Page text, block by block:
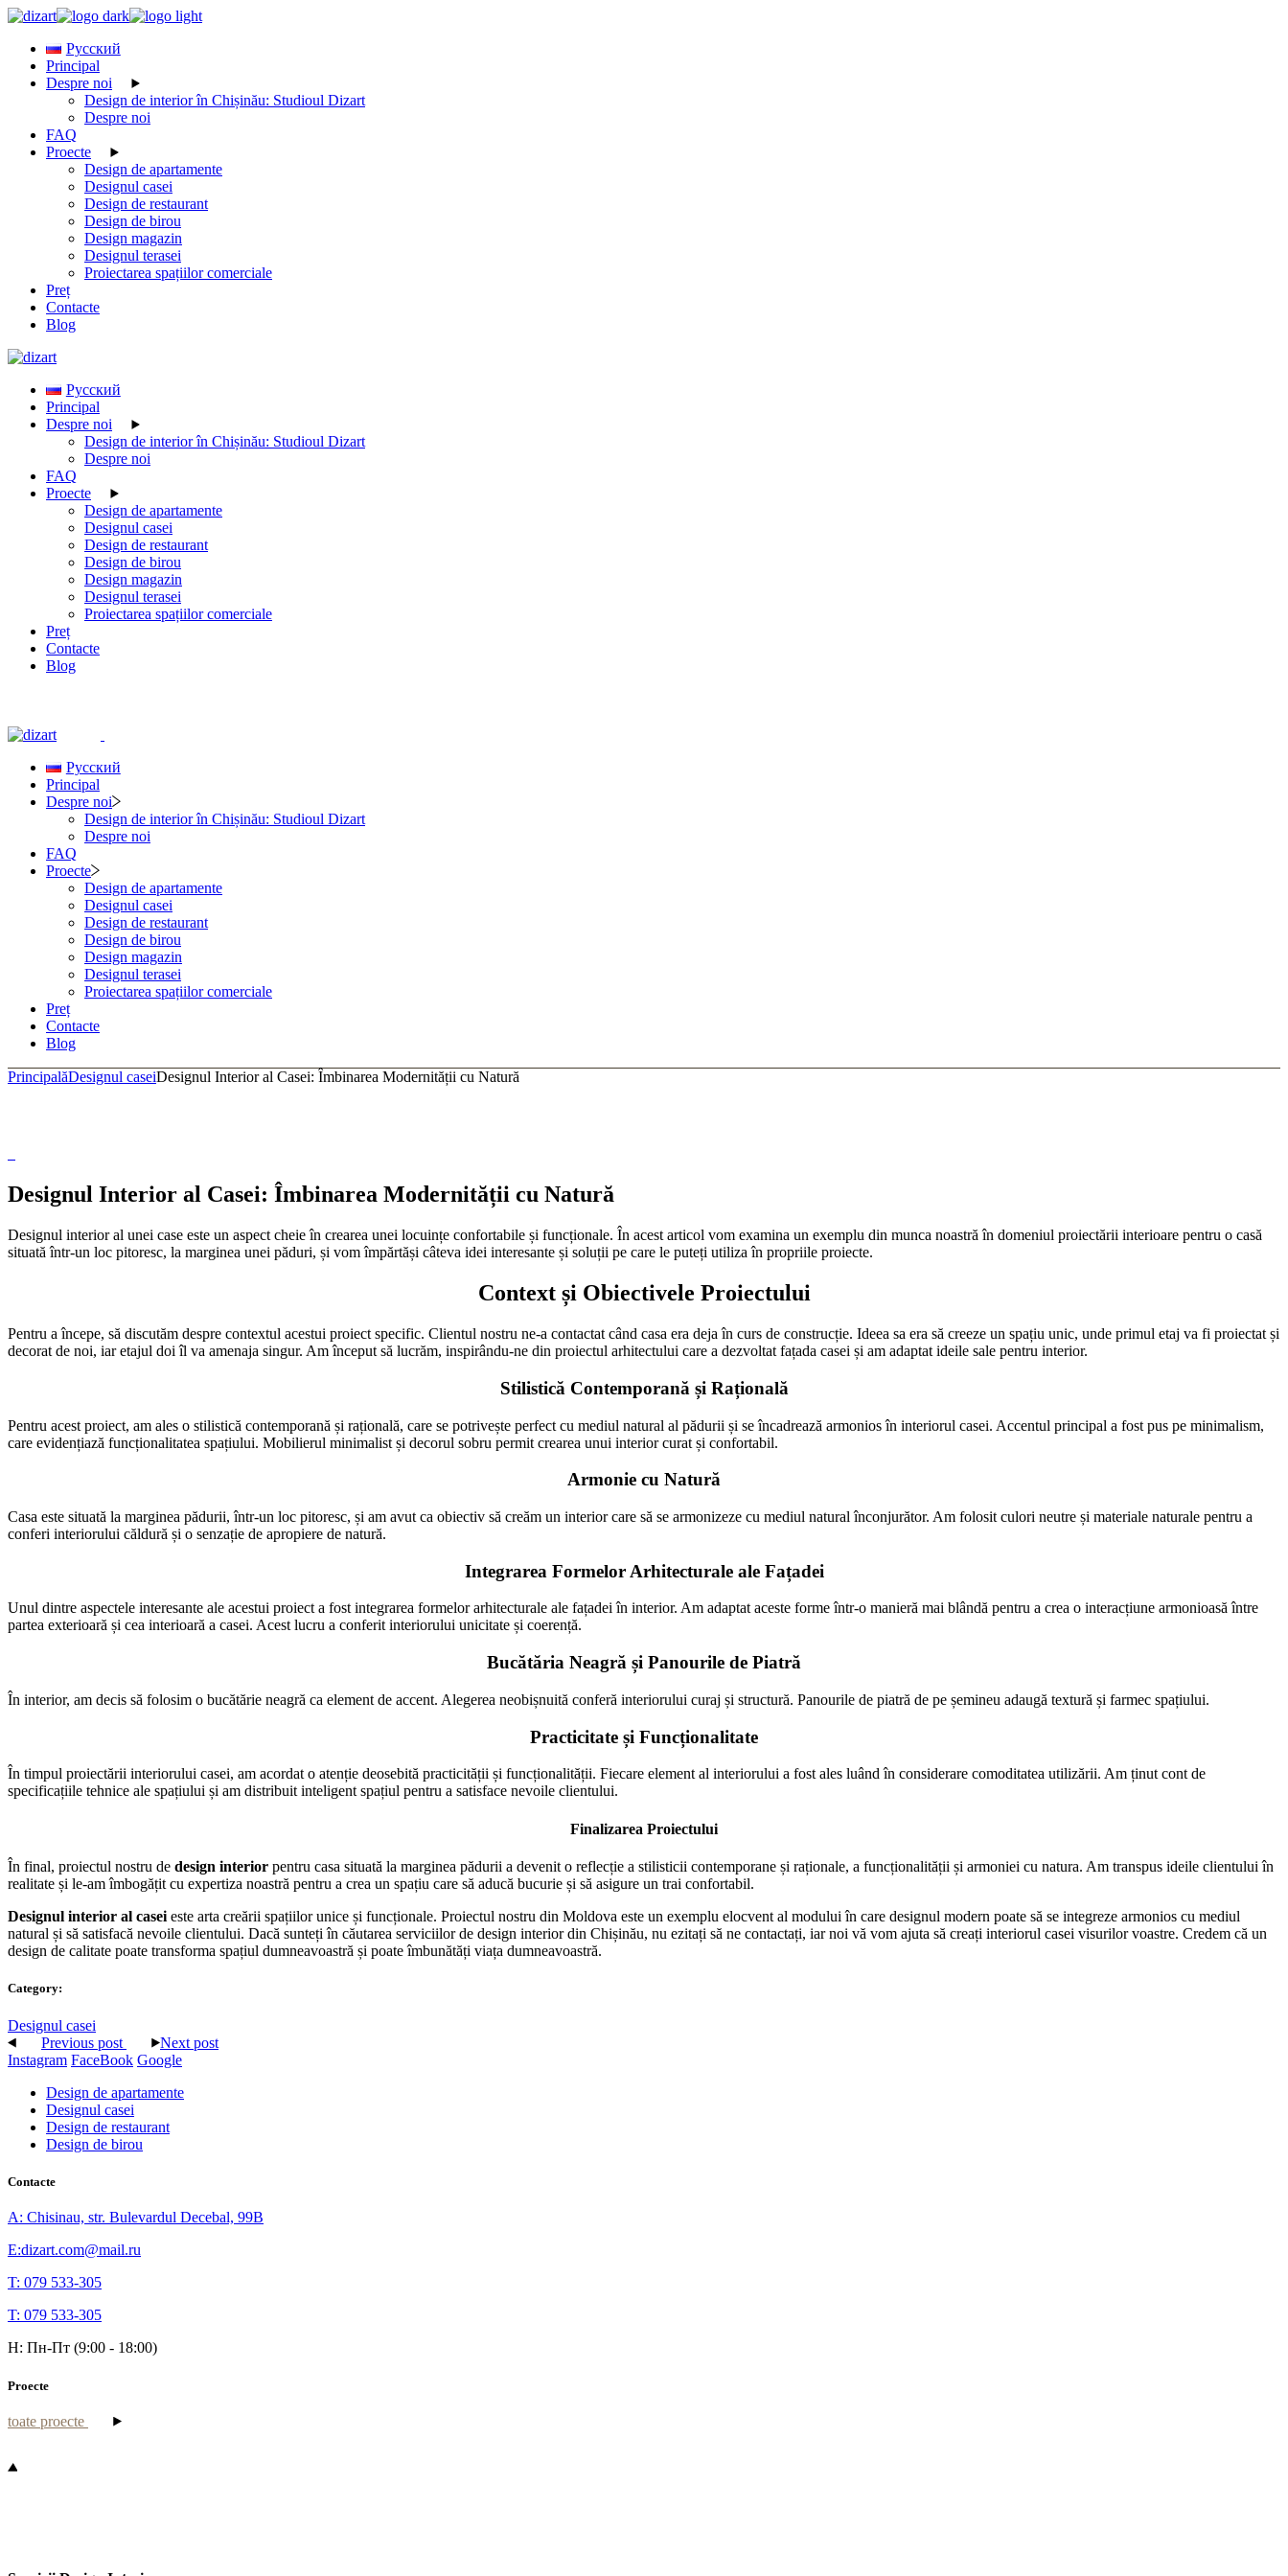
Skip
content
Русский
Principal
Despre noi
Design de interior în Chișinău: Studioul Dizart
Despre noi
FAQ
Proecte
Design de apartamente
Designul casei
Design de restaurant
Design de birou
Design magazin
Designul terasei
Proiectarea spațiilor comerciale
Preț
Contacte
Blog
Русский
Principal
Despre noi
Design de interior în Chișinău: Studioul Dizart
Despre noi
FAQ
Proecte
Design de apartamente
Designul casei
Design de restaurant
Design de birou
Design magazin
Designul terasei
Proiectarea spațiilor comerciale
Preț
Contacte
Blog
Русский
Principal
Despre noi
Design de interior în Chișinău: Studioul Dizart
Despre noi
FAQ
Proecte
Design de apartamente
Designul casei
Design de restaurant
Design de birou
Design magazin
Designul terasei
Proiectarea spațiilor comerciale
Preț
Contacte
Blog
PrincipalăDesignul caseiDesignul Interior al Casei: Îmbinarea Modernității cu Natură
Designul Interior al Casei: Îmbinarea Modernității cu Natură
Designul interior al unei case este un aspect cheie în crearea unei locuințe confortabile și funcționale. În acest articol vom examina un exemplu din munca noastră în domeniul proiectării interioare pentru o casă
situată într-un loc pitoresc, la marginea unei păduri, și vom împărtăși câteva idei interesante și soluții pe care le puteți utiliza în propriile proiecte.
Context și Obiectivele Proiectului
Pentru a începe, să discutăm despre contextul acestui proiect specific. Clientul nostru ne-a contactat când casa era deja în curs de construcție. Ideea sa era să creeze un spațiu unic, unde primul etaj va fi proiectat și
decorat de noi, iar etajul doi îl va amenaja singur. Am început să lucrăm, inspirându-ne din proiectul arhitectului care a dezvoltat fațada casei și am adaptat ideile sale pentru interior.
Stilistică Contemporană și Rațională
Pentru acest proiect, am ales o stilistică contemporană și rațională, care se potrivește perfect cu mediul natural al pădurii și se încadrează armonios în interiorul casei. Accentul principal a fost pus pe minimalism,
care evidențiază funcționalitatea spațiului. Mobilierul minimalist și decorul sobru permit crearea unui interior curat și confortabil.
Armonie cu Natură
Casa este situată la marginea pădurii, într-un loc pitoresc, și am avut ca obiectiv să creăm un interior care să se armonizeze cu mediul natural înconjurător. Am folosit culori neutre și materiale naturale pentru a
conferi interiorului căldură și o senzație de apropiere de natură.
Integrarea Formelor Arhitecturale ale Fațadei
Unul dintre aspectele interesante ale acestui proiect a fost integrarea formelor arhitecturale ale fațadei în interior. Am adaptat aceste forme într-o manieră mai blândă pentru a crea o interacțiune armonioasă între
partea exterioară și cea interioară a casei. Acest lucru a conferit interiorului unicitate și coerență.
Bucătăria Neagră și Panourile de Piatră
În interior, am decis să folosim o bucătărie neagră ca element de accent. Alegerea neobișnuită conferă interiorului curaj și structură. Panourile de piatră de pe șemineu adaugă textură și farmec spațiului.
Practicitate și Funcționalitate
În timpul proiectării interiorului casei, am acordat o atenție deosebită practicității și funcționalității. Fiecare element al interiorului a fost ales luând în considerare comoditatea utilizării. Am ținut cont de
specificațiile tehnice ale spațiului și am distribuit inteligent spațiul pentru a satisface nevoile clientului.
Finalizarea Proiectului
În final, proiectul nostru de design interior pentru casa situată la marginea pădurii a devenit o reflecție a stilisticii contemporane și raționale, a funcționalității și armoniei cu natura. Am transpus ideile clientului în
realitate și le-am îmbogățit cu expertiza noastră pentru a crea un spațiu care să aducă bucurie și să asigure un trai confortabil.
Designul interior al casei este arta creării spațiilor unice și funcționale. Proiectul nostru din Moldova este un exemplu elocvent al modului în care designul modern poate să se integreze armonios cu mediul
natural și să satisfacă nevoile clientului. Dacă sunteți în căutarea serviciilor de design interior din Chișinău, nu ezitați să ne contactați, iar noi vă vom ajuta să creați interiorul casei visurilor voastre. Credem că un
design de calitate poate transforma spațiul dumneavoastră și poate îmbunătăți viața dumneavoastră.
Category:
Designul casei
Previous post
Next post
Instagram FaceBook Google
Design de apartamente
Designul casei
Design de restaurant
Design de birou
Contacte
A: Chisinau, str. Bulevardul Decebal, 99B
E:dizart.com@mail.ru
T: 079 533-305
T: 079 533-305
H: Пн-Пт (9:00 - 18:00)
Proecte
toate proecte